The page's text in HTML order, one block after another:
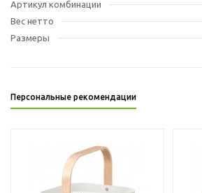
Артикул комбинации
Вес нетто
Размеры
Персональные рекомендации